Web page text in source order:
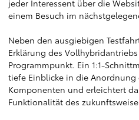
jeder Interessent über die
einem Besuch im
Neben den ausgiebigen
Erklärung des
Programmpunkt. Ein 1:1-
tiefe Einblicke in die Anordnung
Komponenten und erleichtert
Funktionalität des